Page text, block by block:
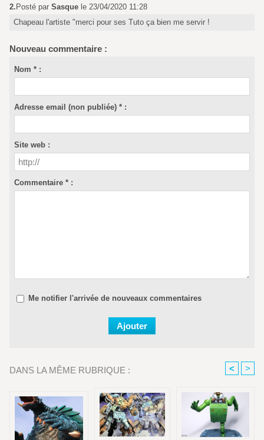
2.Posté par Sasque le 23/04/2020 11:28
Chapeau l'artiste "merci pour ses Tuto ça bien me servir !
Nouveau commentaire :
Nom * :
Adresse email (non publiée) * :
Site web :
Commentaire * :
Me notifier l'arrivée de nouveaux commentaires
DANS LA MÊME RUBRIQUE : < >